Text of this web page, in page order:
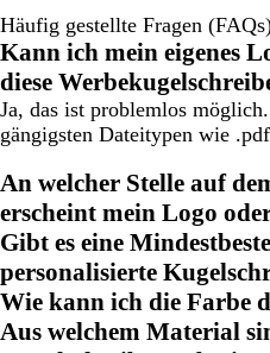
Häufig gestellte Fragen
Kann ich mein eigenes
diese
Ja, das ist problemlos
gängigsten Dateitypen wie
An welcher Stelle auf
erscheint mein Logo
Gibt es eine
personalisierte
Wie kann ich die Farbe
Aus welchem Material